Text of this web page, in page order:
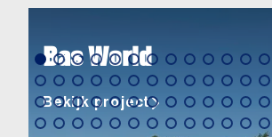
Bas World
Bekijk project